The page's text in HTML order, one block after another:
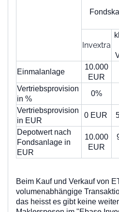
Invextra
Einmalanlage
10.000
EUR
Vertriebsprovision
in %
0%
Vertriebsprovision
in EUR
0 EUR
Depotwert nach
Fondsanlage in
EUR
10.000
EUR
Beim Kauf und Verkauf von
volumenabhängige
das heisst es gibt keine